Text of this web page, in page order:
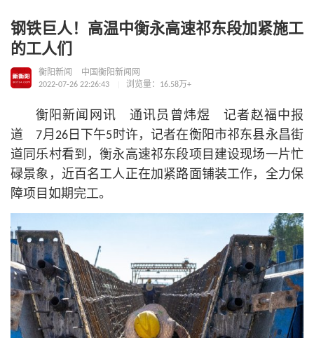
钢铁巨人！高温中衡永高速祁东段加紧施工
的工人们
衡阳新闻
中国衡阳新闻网
2022-07-26 22:26:43
浏览量：16.58万+
衡阳新闻网讯 通讯员曾炜煜 记者赵福中报
道 7月26日下午5时许，记者在衡阳市祁东县永昌街
道同乐村看到，衡永高速祁东段项目建设现场一片忙
碌景象，近百名工人正在加紧路面铺装工作，全力保
障项目如期完工。